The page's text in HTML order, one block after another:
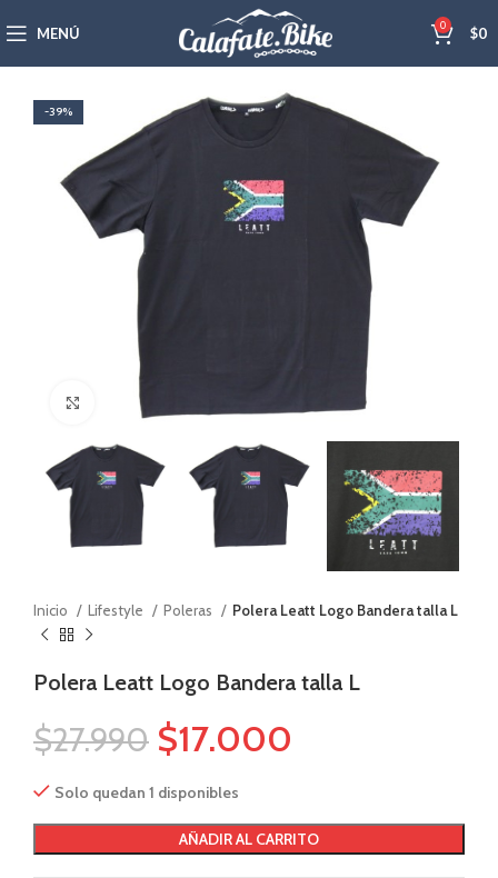
MENÚ 0 $0
-39%
Haga Click para agrandar
Inicio Lifestyle Poleras Polera Leatt Logo Bandera talla L
Polera Leatt Logo Bandera talla L
$27.990 $17.000
Solo quedan 1 disponibles
AÑADIR AL CARRITO